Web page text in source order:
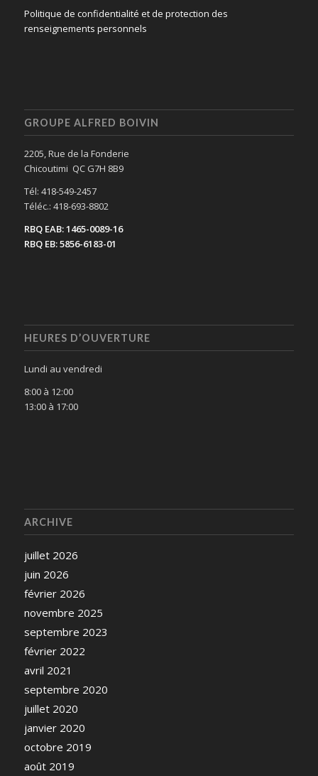
Politique de confidentialité et de protection des
renseignements personnels
GROUPE ALFRED BOIVIN
2205, Rue de la Fonderie
Chicoutimi QC G7H 8B9
Tél: 418-549-2457
Téléc.: 418-693-8802
RBQ EAB: 1465-0089-16
RBQ EB: 5856-6183-01
HEURES D’OUVERTURE
Lundi au vendredi
8:00 à 12:00
13:00 à 17:00
ARCHIVE
juillet 2026
juin 2026
février 2026
novembre 2025
septembre 2023
février 2022
avril 2021
septembre 2020
juillet 2020
janvier 2020
octobre 2019
août 2019